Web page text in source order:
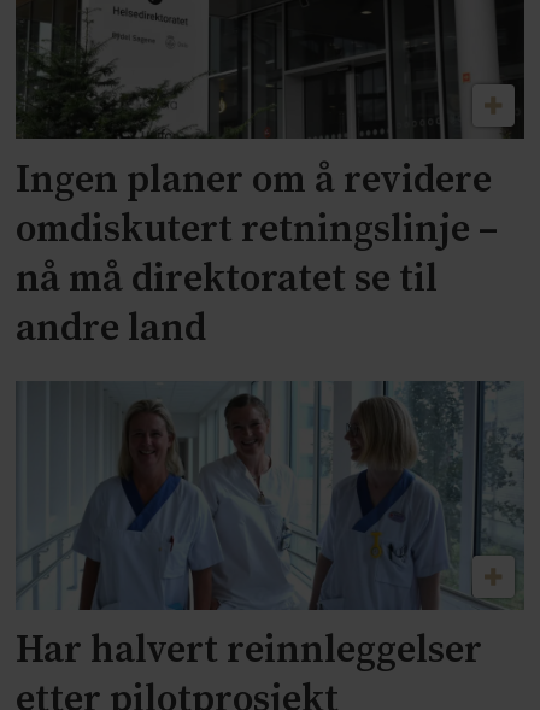
Ingen planer om å revidere
omdiskutert retningslinje –
nå må direktoratet se til
andre land
Har halvert reinnleggelser